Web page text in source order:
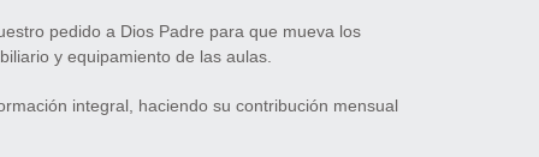
pedido a Dios Padre para que mueva los
y equipamiento de las aulas.
integral, haciendo su contribución mensual